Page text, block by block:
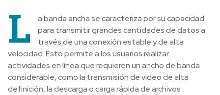
L
a banda ancha se caracteriza por su capacidad
para transmitir grandes cantidades de datos a
través de una conexión estable y de alta
velocidad. Esto permite a los usuarios realizar
actividades en línea que requieren un ancho de banda
considerable, como la transmisión de video de alta
definición, la descarga o carga rápida de archivos